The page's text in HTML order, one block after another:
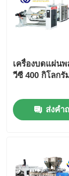
เครื่องบดแผ่น
วีซี 400 กิโลกรั
ส่งคำ